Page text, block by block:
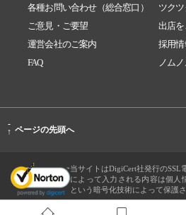
各種お問い合わせ（総合窓口）
ツク
ご意見・ご要望
出店
運営会社のご案内
採用情
FAQ
ノム
-
↑ ページの先頭へ
当サイトはDigiCert社発行の
によって入力される内容は個人
という暗号化技術によって保護さ